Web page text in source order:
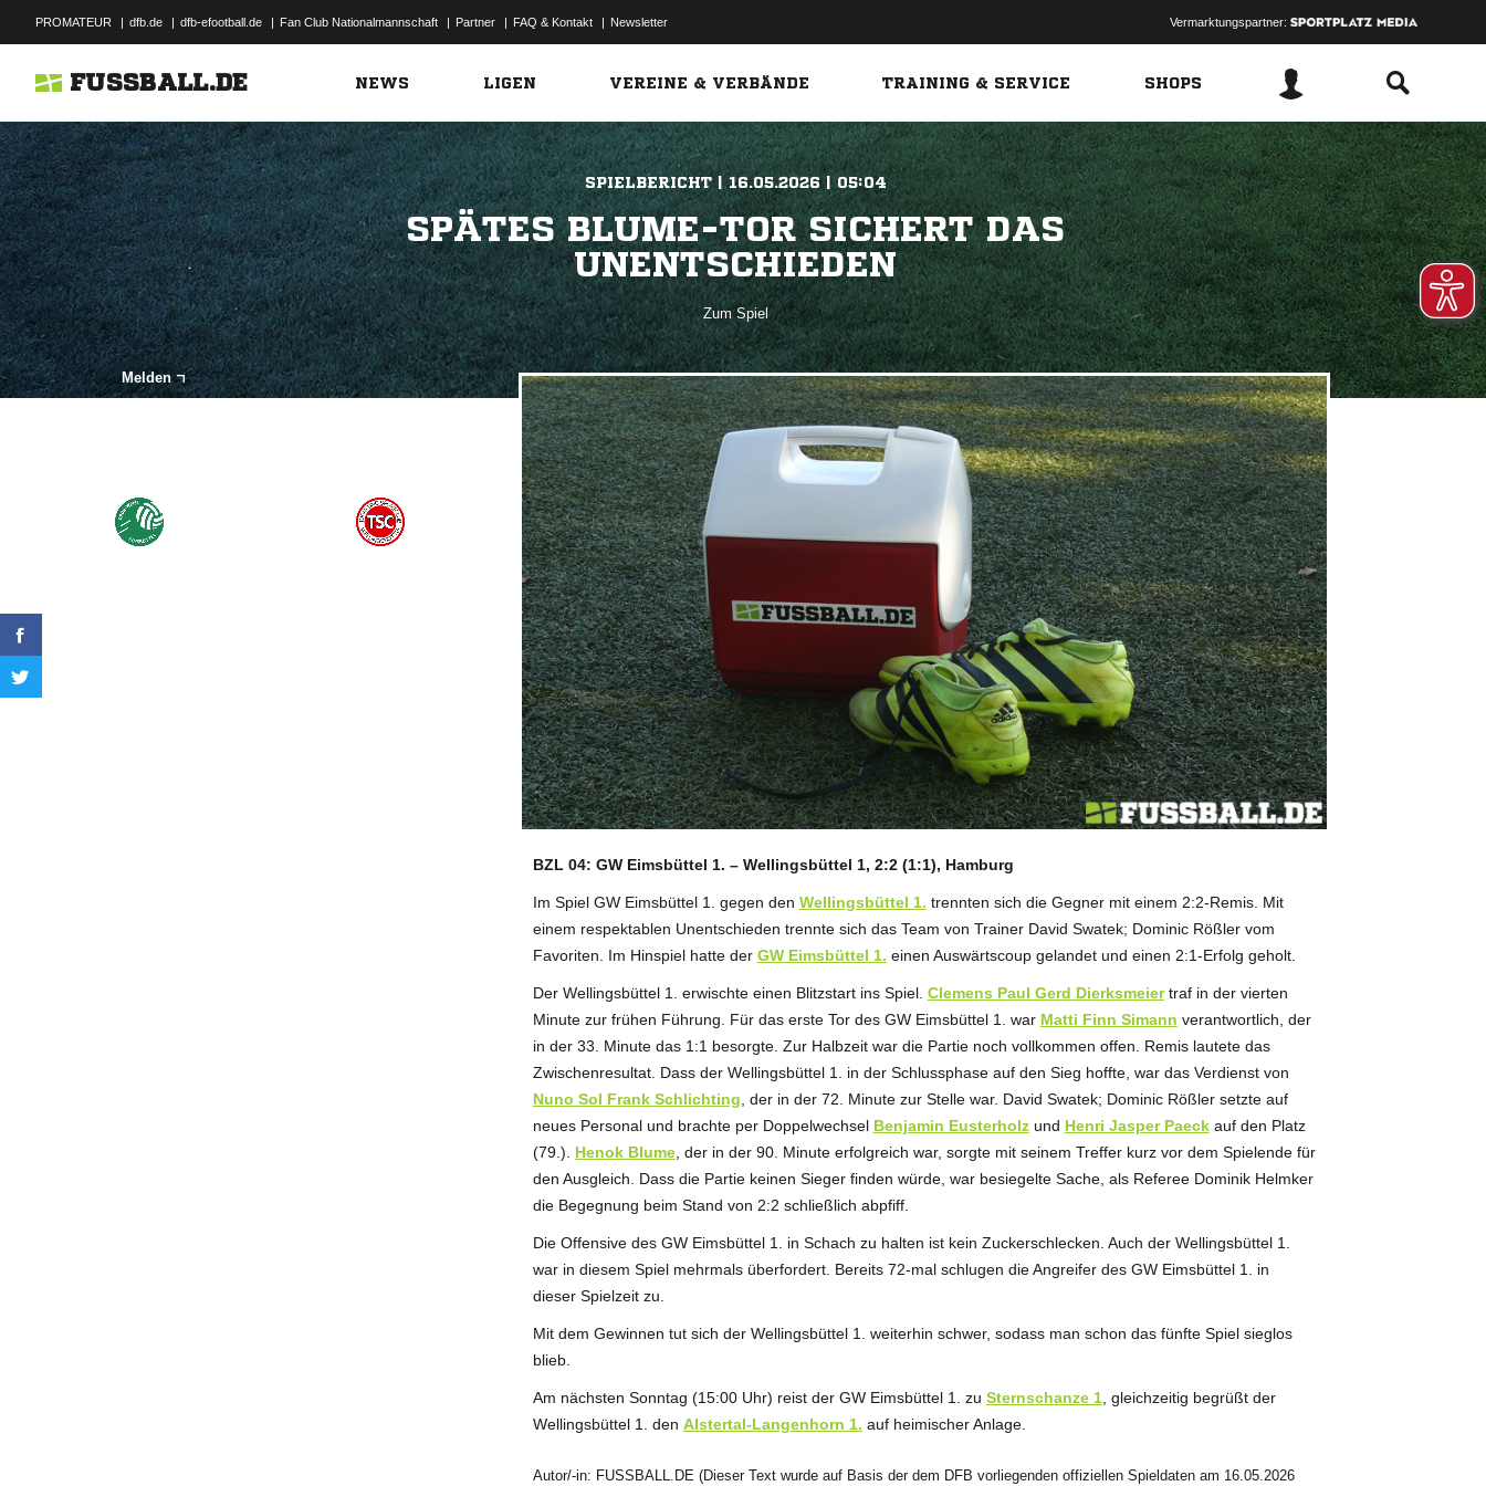
PROMATEUR | dfb.de | dfb-efootball.de | Fan Club Nationalmannschaft | Partner | FAQ & Kontakt | Newsletter Vermarktungspartner:
FUSSBALL.DE NEWS LIGEN VEREINE & VERBÄNDE TRAINING & SERVICE SHOPS
SPIELBERICHT | 16.05.2026 | 05:04
SPÄTES BLUME-TOR SICHERT DAS
UNENTSCHIEDEN
Zum Spiel
Melden
ANZEIGE
BZL 04: GW Eimsbüttel 1. – Wellingsbüttel 1, 2:2 (1:1), Hamburg
Im Spiel GW Eimsbüttel 1. gegen den Wellingsbüttel 1. trennten sich die Gegner mit einem 2:2-Remis. Mit
einem respektablen Unentschieden trennte sich das Team von Trainer David Swatek; Dominic Rößler vom
Favoriten. Im Hinspiel hatte der GW Eimsbüttel 1. einen Auswärtscoup gelandet und einen 2:1-Erfolg geholt.
Der Wellingsbüttel 1. erwischte einen Blitzstart ins Spiel. Clemens Paul Gerd Dierksmeiertraf in der vierten
Minute zur frühen Führung. Für das erste Tor des GW Eimsbüttel 1. war Matti Finn Simann verantwortlich, der
in der 33. Minute das 1:1 besorgte. Zur Halbzeit war die Partie noch vollkommen offen. Remis lautete das
Zwischenresultat. Dass der Wellingsbüttel 1. in der Schlussphase auf den Sieg hoffte, war das Verdienst von
Nuno Sol Frank Schlichting , der in der 72. Minute zur Stelle war. David Swatek; Dominic Rößler setzte auf
neues Personal und brachte per Doppelwechsel Benjamin Eusterholzund Henri Jasper Paeckauf den Platz
(79.). Henok Blume, der in der 90. Minute erfolgreich war, sorgte mit seinem Treffer kurz vor dem Spielende für
den Ausgleich. Dass die Partie keinen Sieger finden würde, war besiegelte Sache, als Referee Dominik Helmker
die Begegnung beim Stand von 2:2 schließlich abpfiff.
Die Offensive des GW Eimsbüttel 1. in Schach zu halten ist kein Zuckerschlecken. Auch der Wellingsbüttel 1.
war in diesem Spiel mehrmals überfordert. Bereits 72-mal schlugen die Angreifer des GW Eimsbüttel 1. in
dieser Spielzeit zu.
Mit dem Gewinnen tut sich der Wellingsbüttel 1. weiterhin schwer, sodass man schon das fünfte Spiel sieglos
blieb.
Am nächsten Sonntag (15:00 Uhr) reist der GW Eimsbüttel 1. zu Sternschanze 1, gleichzeitig begrüßt der
Wellingsbüttel 1. den Alstertal-Langenhorn 1. auf heimischer Anlage.
Autor/-in: FUSSBALL.DE (Dieser Text wurde auf Basis der dem DFB vorliegenden offiziellen Spieldaten am 16.05.2026